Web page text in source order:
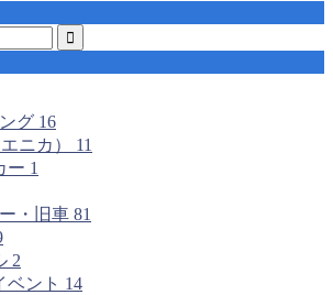
グ 16
ニカ） 11
ー 1
・旧車 81
2
ベント 14